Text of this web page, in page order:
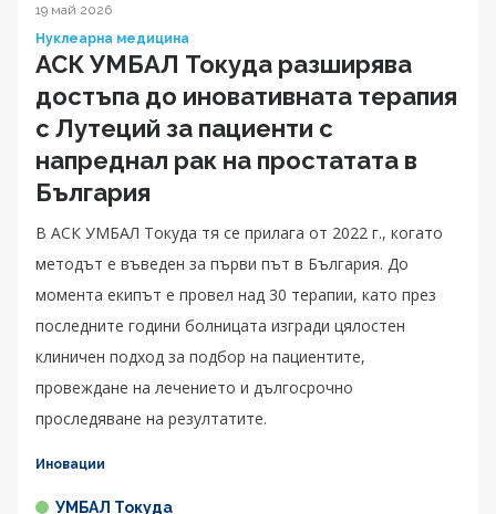
19 май 2026
Нуклеарна медицина
АСК УМБАЛ Токуда разширява
достъпа до иновативната терапия
с Лутеций за пациенти с
напреднал рак на простатата в
България
В АСК УМБАЛ Токуда тя се прилага от 2022 г., когато
методът е въведен за първи път в България. До
момента екипът е провел над 30 терапии, като през
последните години болницата изгради цялостен
клиничен подход за подбор на пациентите,
провеждане на лечението и дългосрочно
проследяване на резултатите.
Иновации
УМБАЛ Токуда